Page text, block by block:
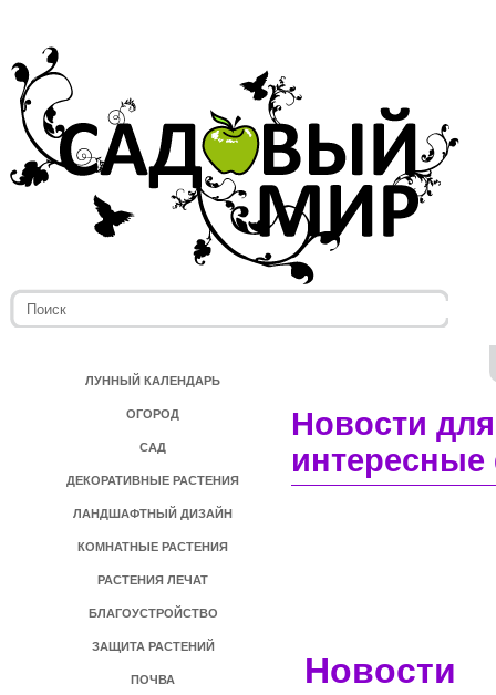
ЛУННЫЙ КАЛЕНДАРЬ
ОГОРОД
САД
ДЕКОРАТИВНЫЕ РАСТЕНИЯ
ЛАНДШАФТНЫЙ ДИЗАЙН
КОМНАТНЫЕ РАСТЕНИЯ
РАСТЕНИЯ ЛЕЧАТ
БЛАГОУСТРОЙСТВО
ЗАЩИТА РАСТЕНИЙ
ПОЧВА
Новости
Новости